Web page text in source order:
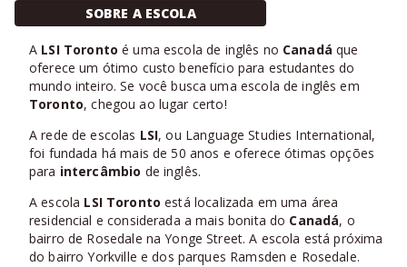
SOBRE A ESCOLA
A LSI Toronto é uma escola de inglês no Canadá que
oferece um ótimo custo benefício para estudantes do
mundo inteiro. Se você busca uma escola de inglês em
Toronto, chegou ao lugar certo!
A rede de escolas LSI, ou Language Studies International,
foi fundada há mais de 50 anos e oferece ótimas opções
para intercâmbio de inglês.
A escola LSI Toronto está localizada em uma área
residencial e considerada a mais bonita do Canadá, o
bairro de Rosedale na Yonge Street. A escola está próxima
do bairro Yorkville e dos parques Ramsden e Rosedale.